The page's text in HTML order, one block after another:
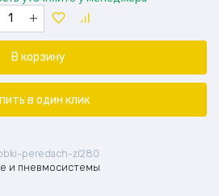
В корзину
в один клик
peredach-zl280
и пневмосистемы